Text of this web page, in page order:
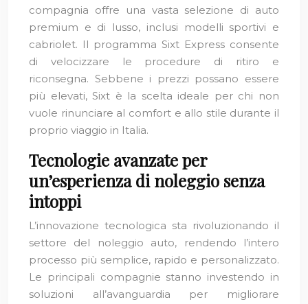
compagnia offre una vasta selezione di auto
premium e di lusso, inclusi modelli sportivi e
cabriolet. Il programma Sixt Express consente
di velocizzare le procedure di ritiro e
riconsegna. Sebbene i prezzi possano essere
più elevati, Sixt è la scelta ideale per chi non
vuole rinunciare al comfort e allo stile durante il
proprio viaggio in Italia.
Tecnologie avanzate per
un’esperienza di noleggio senza
intoppi
L’innovazione tecnologica sta rivoluzionando il
settore del noleggio auto, rendendo l’intero
processo più semplice, rapido e personalizzato.
Le principali compagnie stanno investendo in
soluzioni all’avanguardia per migliorare